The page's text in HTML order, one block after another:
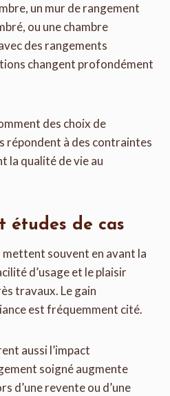
un mur de rangement
ou une chambre
des rangements
changent profondément
des choix de
répondent à des contraintes
la qualité de vie au
études de cas
mettent souvent en avant la
d’usage et le plaisir
travaux. Le gain
est fréquemment cité.
aussi l’impact
soigné augmente
d’une revente ou d’une